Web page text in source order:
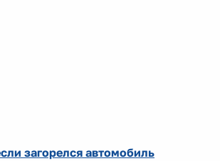
загорелся автомобиль